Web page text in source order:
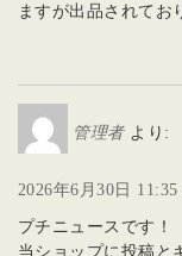
ますが出品されてお
管理者 より:
2026年6月30日 11:35
プチニュースです！
当ショップに投稿と